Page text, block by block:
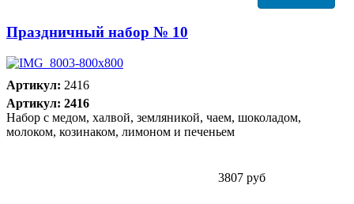
Праздничный набор № 10
Артикул: 2416
Артикул: 2416
Набор с медом, халвой, земляникой, чаем, шоколадом,
молоком, козинаком, лимоном и печеньем
3807 руб